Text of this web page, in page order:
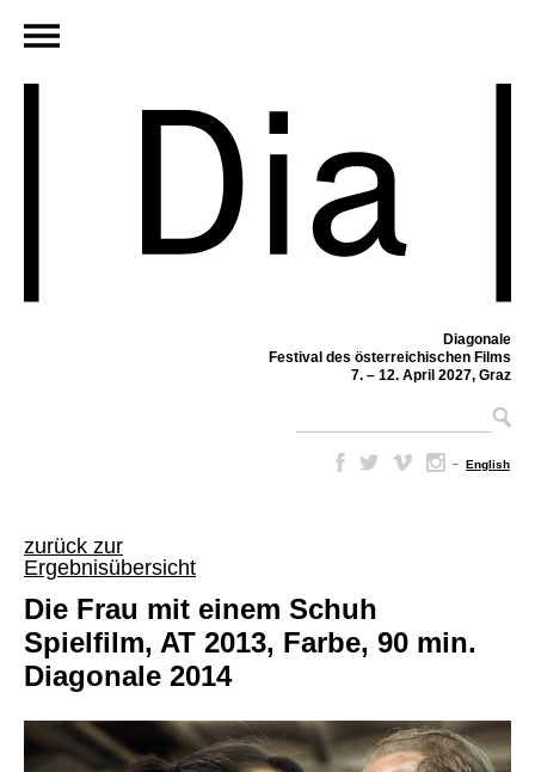
Diagonale
Festival des österreichischen Films
7. – 12. April 2027, Graz
– English
zurück zur
Ergebnisübersicht
Die Frau mit einem Schuh
Spielfilm, AT 2013, Farbe, 90 min.
Diagonale 2014